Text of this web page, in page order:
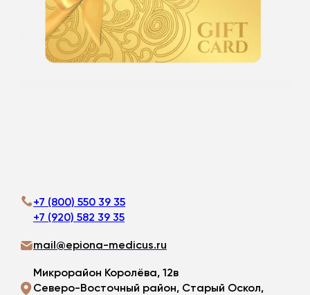
Это будет самый лучший подарок. Красота
всегда в цене!
+7 (800) 550 39 35
+7 (920) 582 39 35
mail@epiona-medicus.ru
Микрорайон Королёва, 12в
Северо-Восточный район, Старый Оскол,